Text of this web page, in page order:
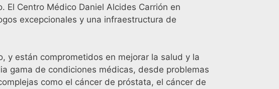
Centro Médico Daniel Alcides Carrión en
excepcionales y una infraestructura de
y están comprometidos en mejorar la salud y la
gama de condiciones médicas, desde problemas
como el cáncer de próstata, el cáncer de